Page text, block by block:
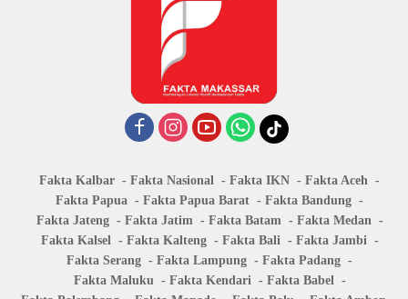
Fakta Kalbar Fakta Nasional Fakta IKN
Fakta Aceh
Fakta Papua
Fakta Papua Barat
Fakta Bandung
Fakta Jateng
Fakta Jatim Fakta Batam
Fakta Medan
Fakta Kalsel
Fakta Kalteng Fakta Bali
Fakta Jambi
Fakta Serang
Fakta Lampung
Fakta Padang
Fakta Maluku
Fakta Kendari
Fakta Babel